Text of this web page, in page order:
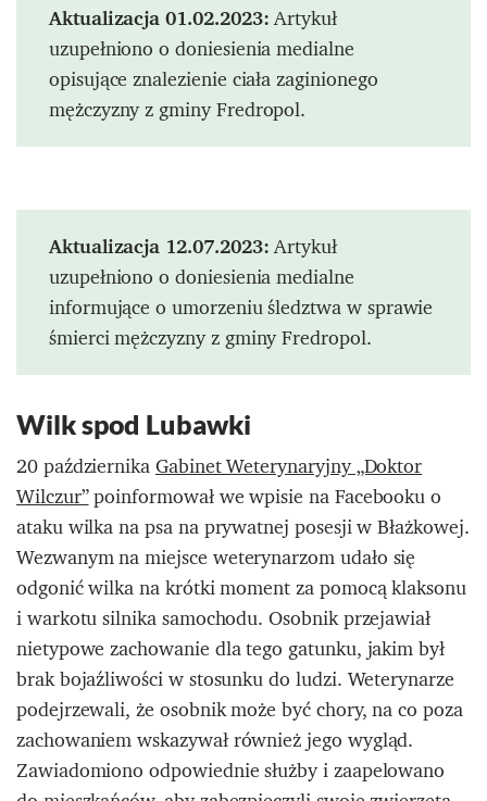
Aktualizacja 01.02.2023:Artykuł
uzupełniono o doniesienia medialne
opisujące znalezienie ciała zaginionego
mężczyzny z gminy Fredropol.
Aktualizacja 12.07.2023:Artykuł
uzupełniono o doniesienia medialne
informujące o umorzeniu śledztwa w sprawie
śmierci mężczyzny z gminy Fredropol.
Wilk spod Lubawki
20 październikaGabinet Weterynaryjny „Doktor
Wilczur”poinformował we wpisie na Facebooku o
ataku wilka na psa na prywatnej posesji w Błażkowej.
Wezwanym na miejsce weterynarzom udało się
odgonić wilka na krótki moment za pomocą klaksonu
i warkotu silnika samochodu. Osobnik przejawiał
nietypowe zachowanie dla tego gatunku, jakim był
brak bojaźliwości w stosunku do ludzi. Weterynarze
podejrzewali, że osobnik może być chory, na co poza
zachowaniem wskazywał również jego wygląd.
Zawiadomiono odpowiednie służby i zaapelowano